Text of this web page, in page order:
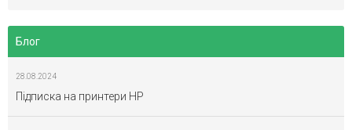
Блог
28.08.2024
Підписка на принтери HP